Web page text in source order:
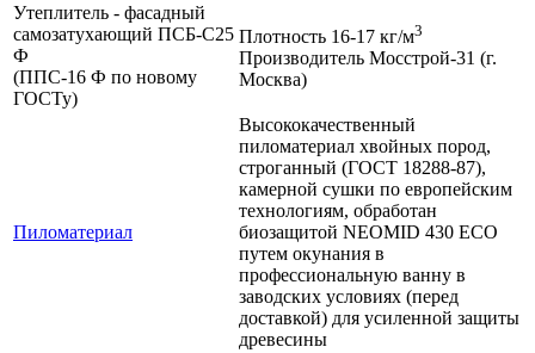
Утеплитель - фасадный
самозатухающий ПСБ-С25
Ф
(ППС-16 Ф по новому
ГОСТу)
Плотность 16-17 кг/м3
Производитель Мосстрой-31 (г.
Москва)
Пиломатериал
Высококачественный
пиломатериал хвойных пород,
строганный (ГОСТ 18288-87),
камерной сушки по европейским
технологиям, обработан
биозащитой NEOMID 430 ЕСО
путем окунания в
профессиональную ванну в
заводских условиях (перед
доставкой) для усиленной защиты
древесины